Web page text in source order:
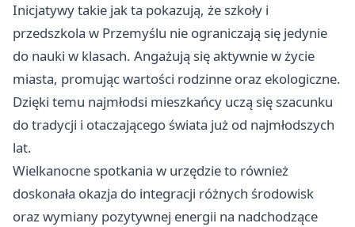
Inicjatywy takie jak ta pokazują, że szkoły i
przedszkola w Przemyślu nie ograniczają się jedynie
do nauki w klasach. Angażują się aktywnie w życie
miasta, promując wartości rodzinne oraz ekologiczne.
Dzięki temu najmłodsi mieszkańcy uczą się szacunku
do tradycji i otaczającego świata już od najmłodszych
lat.
Wielkanocne spotkania w urzędzie to również
doskonała okazja do integracji różnych środowisk
oraz wymiany pozytywnej energii na nadchodzące